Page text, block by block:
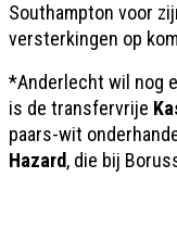
Southampton voor
versterkingen op
*Anderlecht wil nog
is de transfervrije
paars-wit
Hazard, die bij